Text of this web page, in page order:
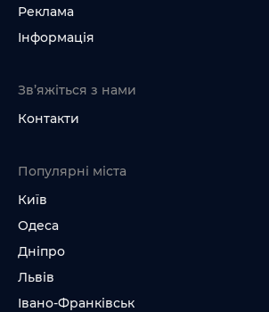
Реклама
Інформація
Зв’яжіться з нами
Контакти
Популярні міста
Київ
Одеса
Дніпро
Львів
Івано-Франківськ